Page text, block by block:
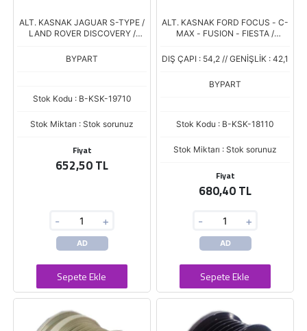
ALT. KASNAK JAGUAR S-TYPE /
LAND ROVER DISCOVERY /
BYPART
Stok Kodu : B-KSK-19710
Stok Miktarı : Stok sorunuz
Fiyat
652,50 TL
- +
AD
Sepete Ekle
ALT. KASNAK FORD FOCUS - C-
MAX - FUSION - FIESTA /
V50 6 KANAL
DIŞ ÇAPI : 54,2 // GENİŞLİK : 42,1
BYPART
Stok Kodu : B-KSK-18110
Stok Miktarı : Stok sorunuz
Fiyat
680,40 TL
- +
AD
Sepete Ekle